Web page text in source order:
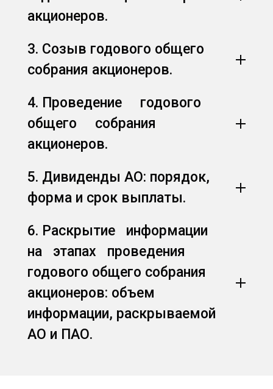
акционеров.
3. Созыв годового общего
собрания акционеров.
4. Проведение годового
общего собрания
акционеров.
5. Дивиденды АО: порядок,
форма и срок выплаты.
6. Раскрытие информации
на этапах проведения
годового общего собрания
акционеров: объем
информации, раскрываемой
АО и ПАО.